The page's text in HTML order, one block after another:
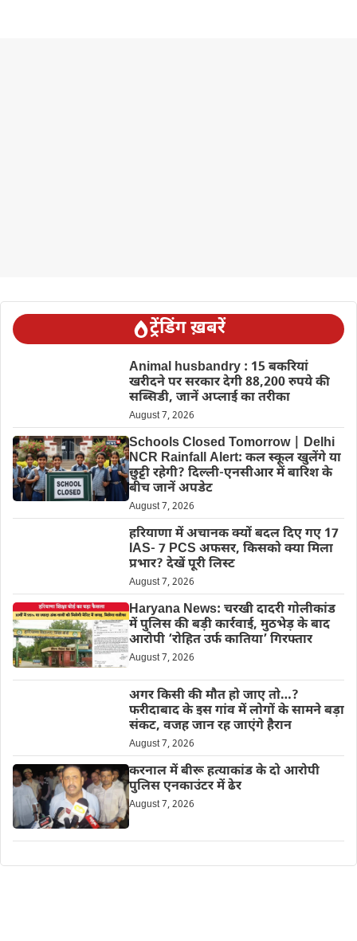
ट्रेंडिंग ख़बरें
Animal husbandry : 15 बकरियां
खरीदने पर सरकार देगी 88,200 रुपये की
सब्सिडी, जानें अप्लाई का तरीका
August 7, 2026
Schools Closed Tomorrow | Delhi
NCR Rainfall Alert: कल स्कूल खुलेंगे या
छुट्टी रहेगी? दिल्ली-एनसीआर में बारिश के
बीच जानें अपडेट
August 7, 2026
हरियाणा में अचानक क्यों बदल दिए गए 17
IAS- 7 PCS अफसर, किसको क्या मिला
प्रभार? देखें पूरी लिस्ट
August 7, 2026
Haryana News: चरखी दादरी गोलीकांड
में पुलिस की बड़ी कार्रवाई, मुठभेड़ के बाद
आरोपी ‘रोहित उर्फ कातिया’ गिरफ्तार
August 7, 2026
अगर किसी की मौत हो जाए तो…?
फरीदाबाद के इस गांव में लोगों के सामने बड़ा
संकट, वजह जान रह जाएंगे हैरान
August 7, 2026
करनाल में बीरू हत्याकांड के दो आरोपी
पुलिस एनकाउंटर में ढेर
August 7, 2026